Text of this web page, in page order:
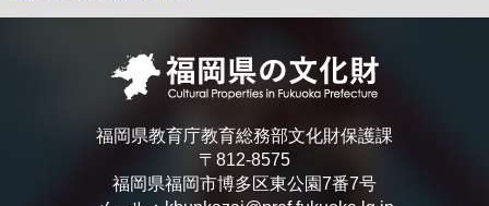
福岡県教育庁教育総務部文化財保護課
〒812-8575
福岡県福岡市博多区東公園7番7号